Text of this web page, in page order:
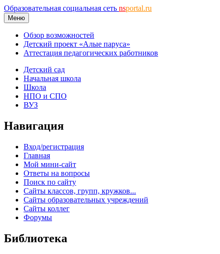
Образовательная социальная сеть nsportal.ru
Меню
Обзор возможностей
Детский проект «Алые паруса»
Аттестация педагогических работников
Детский сад
Начальная школа
Школа
НПО и СПО
ВУЗ
Навигация
Вход/регистрация
Главная
Мой мини-сайт
Ответы на вопросы
Поиск по сайту
Сайты классов, групп, кружков...
Сайты образовательных учреждений
Сайты коллег
Форумы
Библиотека